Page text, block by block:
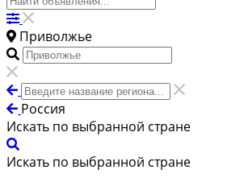
Приволжье
Россия
Искать по выбранной стране
Искать по выбранной стране